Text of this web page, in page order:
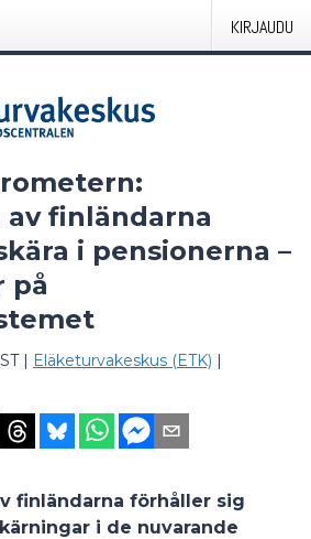
KIRJAUDU
finländarna
i pensionerna –
på
| Eläketurvakeskus (ETK) |
finländarna förhåller sig
i de nuvarande